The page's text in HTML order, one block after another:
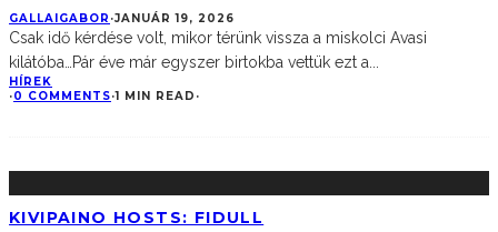
GALLAIGABOR ·JANUÁR 19, 2026
Csak idő kérdése volt, mikor térünk vissza a miskolci Avasi
kilátóba…Pár éve már egyszer birtokba vettük ezt a
HÍREK
·0 COMMENTS·1 MIN READ ·
KIVIPAINO HOSTS: FIDULL